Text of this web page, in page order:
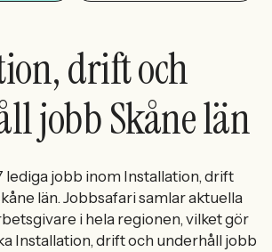
drift och
jobb Skåne län
lediga jobb inom Installation, drift
län. Jobbsafari samlar aktuella
i hela regionen, vilket gör
Installation, drift och underhåll jobb